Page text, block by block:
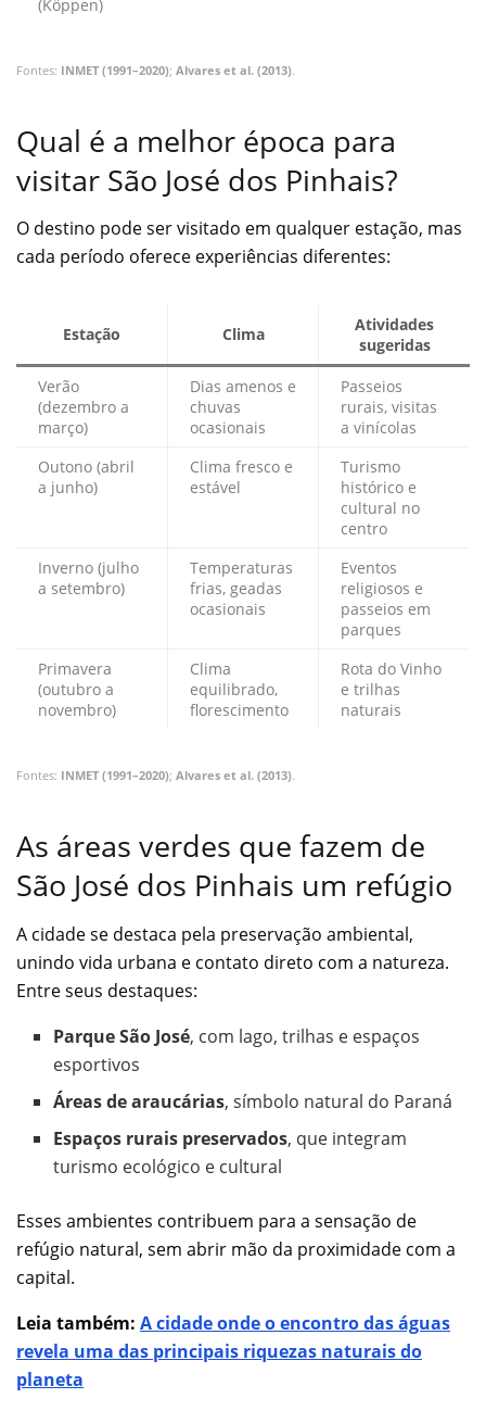
(Köppen)
Fontes: INMET (1991–2020); Alvares et al. (2013).
Qual é a melhor época para
visitar São José dos Pinhais?
O destino pode ser visitado em qualquer estação, mas
cada período oferece experiências diferentes:
Estação Clima
Atividades
sugeridas
Verão
(dezembro a
março)
Dias amenos e
chuvas
ocasionais
Passeios
rurais, visitas
a vinícolas
Outono (abril
a junho)
Clima fresco e
estável
Turismo
histórico e
cultural no
centro
Inverno (julho
a setembro)
Temperaturas
frias, geadas
ocasionais
Eventos
religiosos e
passeios em
parques
Primavera
(outubro a
novembro)
Clima
equilibrado,
florescimento
Rota do Vinho
e trilhas
naturais
Fontes: INMET (1991–2020); Alvares et al. (2013).
As áreas verdes que fazem de
São José dos Pinhais um refúgio
A cidade se destaca pela preservação ambiental,
unindo vida urbana e contato direto com a natureza.
Entre seus destaques:
Parque São José, com lago, trilhas e espaços
esportivos
Áreas de araucárias, símbolo natural do Paraná
Espaços rurais preservados, que integram
turismo ecológico e cultural
Esses ambientes contribuem para a sensação de
refúgio natural, sem abrir mão da proximidade com a
capital.
Leia também: A cidade onde o encontro das águas
revela uma das principais riquezas naturais do
planeta